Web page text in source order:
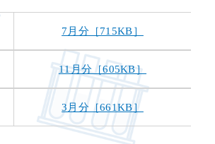
7月分［715KB］
11月分［605KB］
3月分［661KB］